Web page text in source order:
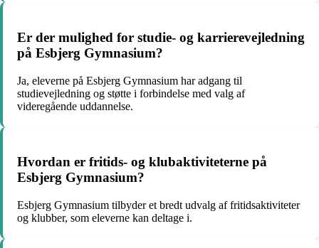
Er der mulighed for studie- og karrierevejledning
på Esbjerg Gymnasium?
Ja, eleverne på Esbjerg Gymnasium har adgang til
studievejledning og støtte i forbindelse med valg af
videregående uddannelse.
Hvordan er fritids- og klubaktiviteterne på
Esbjerg Gymnasium?
Esbjerg Gymnasium tilbyder et bredt udvalg af fritidsaktiviteter
og klubber, som eleverne kan deltage i.